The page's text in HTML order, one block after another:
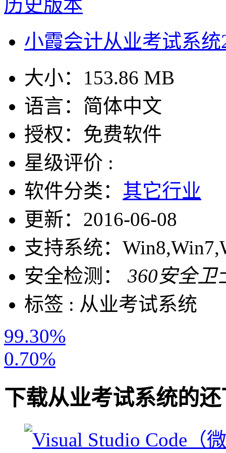
历史版本
小霞会计从业考试系统
大小： 153.86 MB
语言： 简体中文
授权： 免费软件
星级评价 :
软件分类： 其它行业
更新： 2016-06-08
支持系统：
安全检测：
360安全卫
标签 : 从业考试系统
99.30%
0.70%
下载从业考试系统的